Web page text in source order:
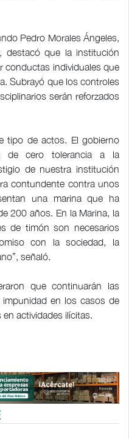
Pedro Morales Ángeles,
destacó que la institución
conductas individuales que
Subrayó que los controles
serán reforzados
tipo de actos. El gobierno
de cero tolerancia a la
de nuestra institución
contundente contra unos
una marina que ha
200 años. En la Marina, la
de timón son necesarios
con la sociedad, la
señaló.
que continuarán las
en los casos de
actividades ilícitas.